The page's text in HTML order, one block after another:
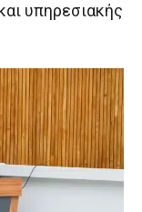
υπηρεσιακής